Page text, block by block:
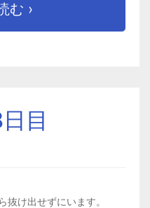
力して送る方式です。
む ›
目
抜け出せずにいます。